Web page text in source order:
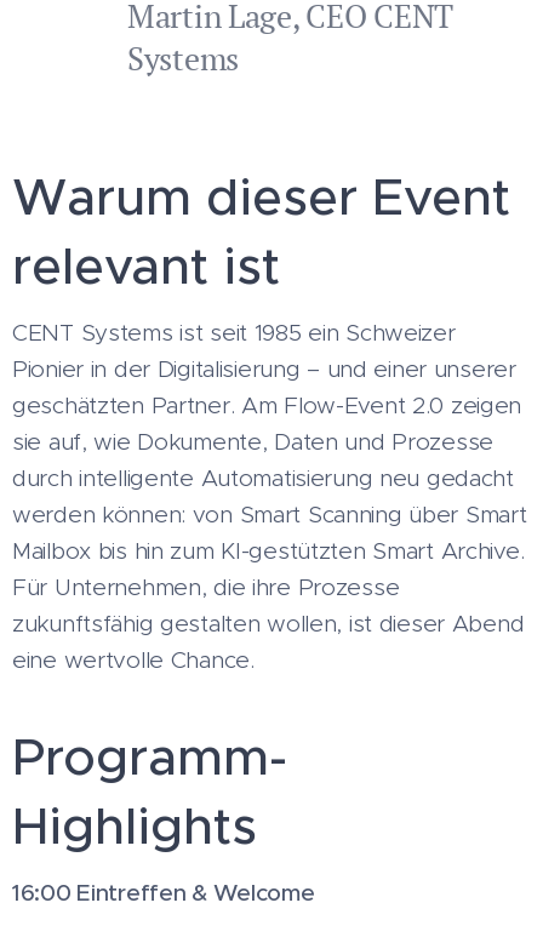
Martin Lage, CEO CENT
Systems
Warum dieser Event
relevant ist
CENT Systems ist seit 1985 ein Schweizer
Pionier in der Digitalisierung – und einer unserer
geschätzten Partner. Am Flow-Event 2.0 zeigen
sie auf, wie Dokumente, Daten und Prozesse
durch intelligente Automatisierung neu gedacht
werden können: von Smart Scanning über Smart
Mailbox bis hin zum KI-gestützten Smart Archive.
Für Unternehmen, die ihre Prozesse
zukunftsfähig gestalten wollen, ist dieser Abend
eine wertvolle Chance.
Programm-
Highlights
16:00 Eintreffen & Welcome